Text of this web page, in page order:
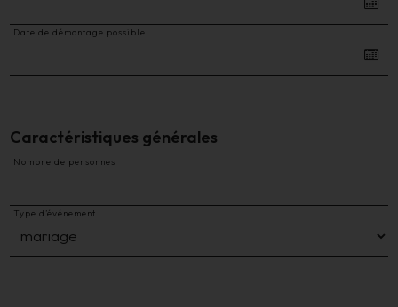
Date de démontage possible
Caractéristiques générales
Nombre de personnes
Type d’événement